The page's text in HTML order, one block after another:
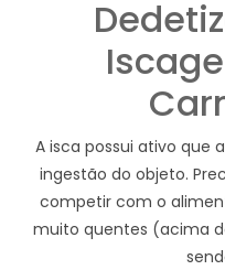
A isca possui ativo que
ingestão do objeto.
competir com o
muito quentes (acima